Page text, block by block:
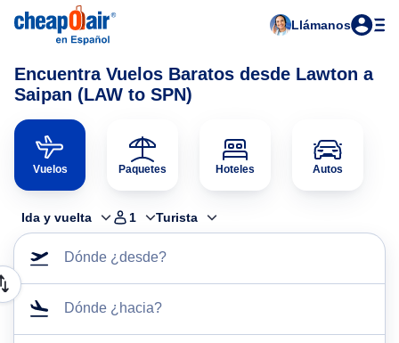
Llámanos
Encuentra Vuelos Baratos desde Lawton a
Saipan (LAW to SPN)
Vuelos Paquetes Hoteles Autos
Ida y vuelta 1 Turista
Dónde ¿desde?
Dónde ¿hacia?